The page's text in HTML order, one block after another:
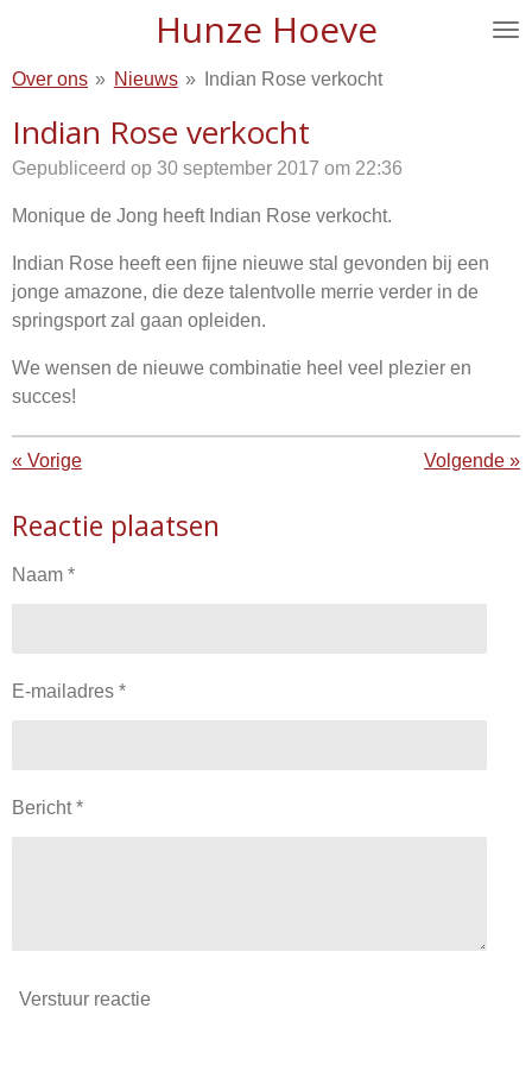
naar
hoofdinhoud
Hunze Hoeve
Over ons » Nieuws » Indian Rose verkocht
Indian Rose verkocht
Gepubliceerd op 30 september 2017 om 22:36
Monique de Jong heeft Indian Rose verkocht.
Indian Rose heeft een fijne nieuwe stal gevonden bij een
jonge amazone, die deze talentvolle merrie verder in de
springsport zal gaan opleiden.
We wensen de nieuwe combinatie heel veel plezier en
succes!
« Vorige Volgende »
Reactie plaatsen
Naam *
E-mailadres *
Bericht *
Verstuur reactie